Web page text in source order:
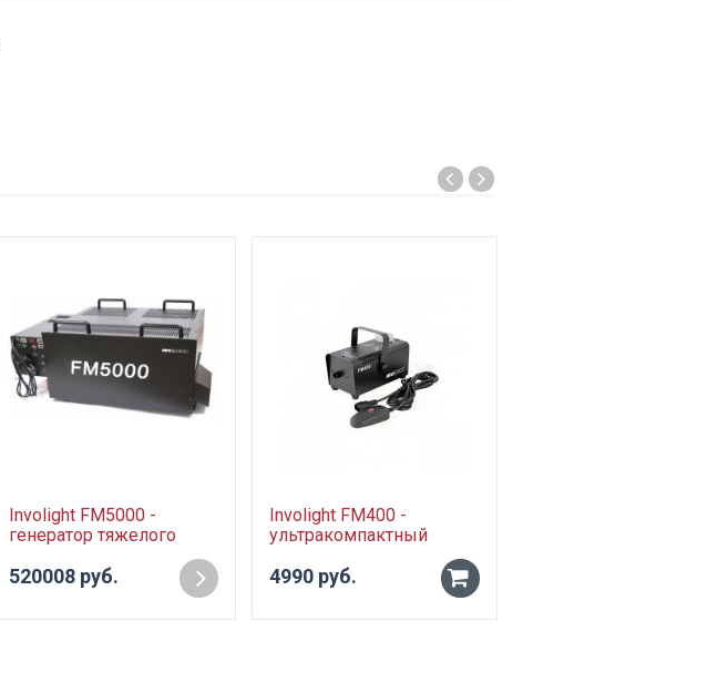
Involight FM5000 -
генератор тяжелого
холодильным агрегатом,
5 кВт, DMX-512
520008 руб.
Involight FM400 -
ультракомпактный
генератор дыма, 400 Вт,
проводной пульт
4990 руб. -